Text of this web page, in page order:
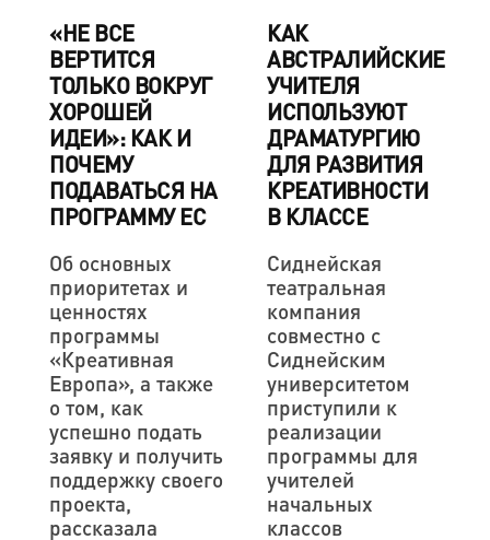
«НЕ ВСЕ
ВЕРТИТСЯ
ТОЛЬКО ВОКРУГ
ХОРОШЕЙ
ИДЕИ»: КАК И
ПОЧЕМУ
ПОДАВАТЬСЯ НА
ПРОГРАММУ ЕС
Об основных
приоритетах и
ценностях
программы
«Креативная
Европа», а также
о том, как
успешно подать
заявку и получить
поддержку своего
проекта,
рассказала
КАК
АВСТРАЛИЙСКИЕ
УЧИТЕЛЯ
ИСПОЛЬЗУЮТ
ДРАМАТУРГИЮ
ДЛЯ РАЗВИТИЯ
КРЕАТИВНОСТИ
В КЛАССЕ
Сиднейская
театральная
компания
совместно с
Сиднейским
университетом
приступили к
реализации
программы для
учителей
начальных
классов